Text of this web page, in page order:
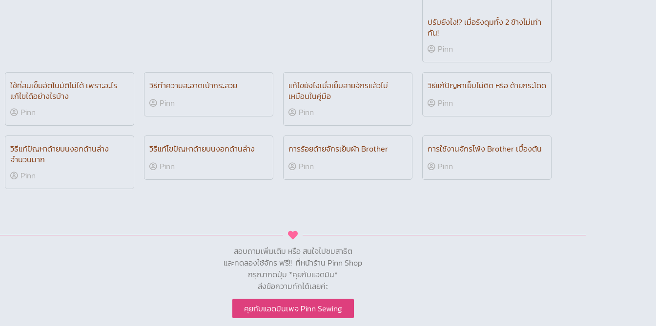
ลายเย็บและวิธีเลือกลายเย็บ จักรเย็บผ้า
Singer Simple 3223
Jeabja Fufu
กดย้ำตะเข็บไม่ได้! / เย็บแล้วด้ายล่างขึ้น
ข้างบน! / เย็บแล้วผ้าย่น!
Pinn
เย็บแล้วด้ายขาดบ่อย!?
Pinn
เย็บไม่ไปด้ายเป็นกระจุกอยู่ด้านล่าง
ปรับยังไง!? เมื่อรังดุมทั้ง 2 ข้างไม่เท่า
แก้ไขยังไงเมื่อเย็บลายจักรแล้วไม่
เหมือนในคู่มือ
Pinn